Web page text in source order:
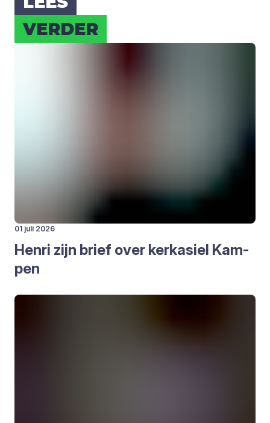
VER­DER
01 juli 2026
Hen­ri zijn brief over kerk­asiel Kam­
pen